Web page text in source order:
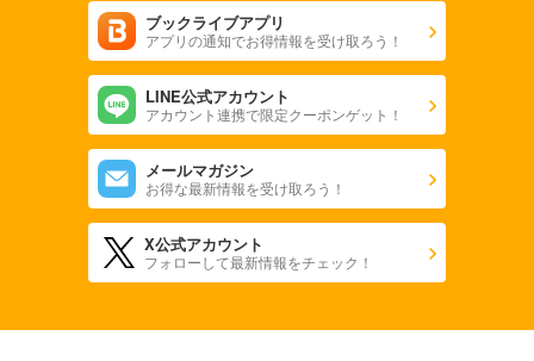
ブックライブアプリ
アプリの通知でお得情報を受け取ろう！
LINE公式アカウント
アカウント連携で限定クーポンゲット！
メールマガジン
お得な最新情報を受け取ろう！
X公式アカウント
フォローして最新情報をチェック！